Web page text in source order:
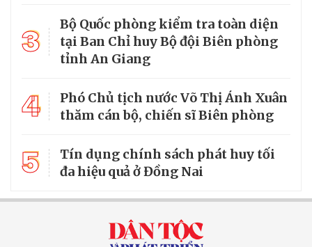
3
Bộ Quốc phòng kiểm tra toàn diện
tại Ban Chỉ huy Bộ đội Biên phòng
tỉnh An Giang
4
Phó Chủ tịch nước Võ Thị Ánh Xuân
thăm cán bộ, chiến sĩ Biên phòng
5
Tín dụng chính sách phát huy tối
đa hiệu quả ở Đồng Nai